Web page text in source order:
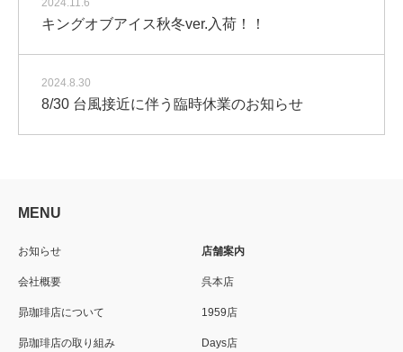
キングオブアイス秋冬ver.入荷！！
2024.8.30
8/30 台風接近に伴う臨時休業のお知らせ
MENU
お知らせ
会社概要
昴珈琲店について
昴珈琲店の取り組み
店舗案内
呉本店
1959店
Days店